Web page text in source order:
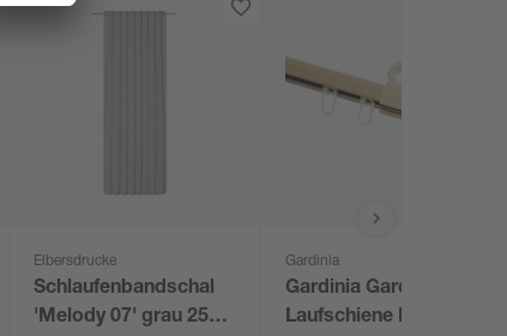
Elbersdrucke
Schlaufenbandschal
'Melody 07' grau 255
Gardinia
Gardinia Gardinia U-
Laufschiene Metall